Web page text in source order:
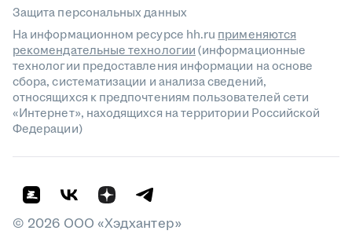
Защита персональных данных
На информационном ресурсе hh.ru применяются
рекомендательные технологии(информационные
технологии предоставления информации на основе
сбора, систематизации и анализа сведений,
относящихся к предпочтениям пользователей сети
«Интернет», находящихся на территории Российской
Федерации)
© 2026 ООО «Хэдхантер»